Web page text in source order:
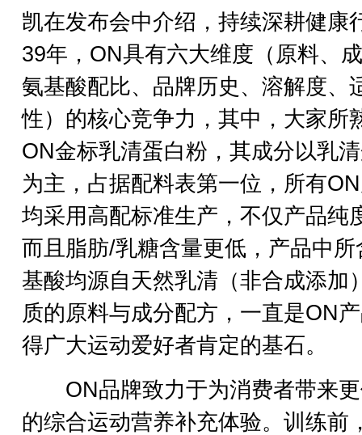
凯在发布会中介绍，持续深耕健康
39年，ON具有六大维度（原料、
氨基酸配比、品牌历史、溶解度、
性）的核心竞争力，其中，大家所
ON金标乳清蛋白粉，其成分以乳
为主，占据配料表第一位，所有
均采用高配标准生产，不仅产品纯
而且脂肪/乳糖含量更低，产品中所
基酸均源自天然乳清（非合成添加
质的原料与成分配方，一直是ON
得广大运动爱好者肯定的基石。
ON品牌致力于为消费者带来更
的综合运动营养补充体验。训练前